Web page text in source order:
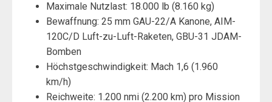
Maximale Nutzlast: 18.000 lb (8.160 kg)
Bewaffnung: 25 mm GAU-22/A Kanone, AIM-
120C/D Luft-zu-Luft-Raketen, GBU-31 JDAM-
Bomben
Höchstgeschwindigkeit: Mach 1,6 (1.960
km/h)
Reichweite: 1.200 nmi (2.200 km) pro Mission